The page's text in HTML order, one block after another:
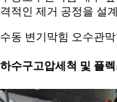
적인 제거 공정을 설
동 변기막힘 오수관
수구고압세척 및 플